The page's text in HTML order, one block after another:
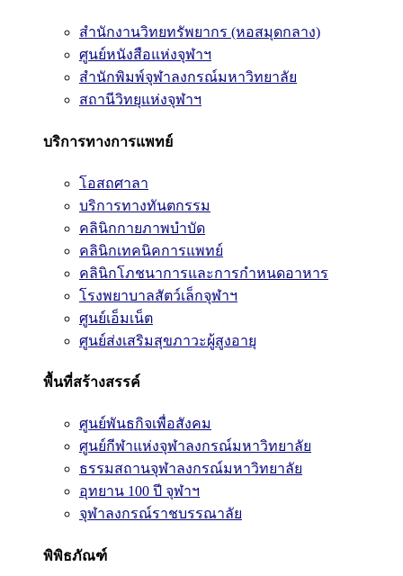
สำนักงานวิทยทรัพยากร (หอสมุดกลาง)
ศูนย์หนังสือแห่งจุฬาฯ
สำนักพิมพ์จุฬาลงกรณ์มหาวิทยาลัย
สถานีวิทยุแห่งจุฬาฯ
บริการทางการแพทย์
โอสถศาลา
บริการทางทันตกรรม
คลินิกกายภาพบำบัด
คลินิกเทคนิคการแพทย์
คลินิกโภชนาการและการกำหนดอาหาร
โรงพยาบาลสัตว์เล็กจุฬาฯ
ศูนย์เอ็มเน็ต
ศูนย์ส่งเสริมสุขภาวะผู้สูงอายุ
พื้นที่สร้างสรรค์
ศูนย์พันธกิจเพื่อสังคม
ศูนย์กีฬาแห่งจุฬาลงกรณ์มหาวิทยาลัย
ธรรมสถานจุฬาลงกรณ์มหาวิทยาลัย
อุทยาน 100 ปี จุฬาฯ
จุฬาลงกรณ์ราชบรรณาลัย
พิพิธภัณฑ์